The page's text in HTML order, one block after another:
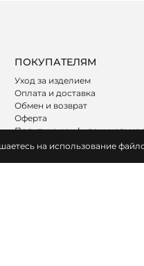
на использование
ПОКУПАТЕЛЯМ
Уход за изделием
Оплата и доставка
Обмен и возврат
Оферта
Политика
Программа лояльности